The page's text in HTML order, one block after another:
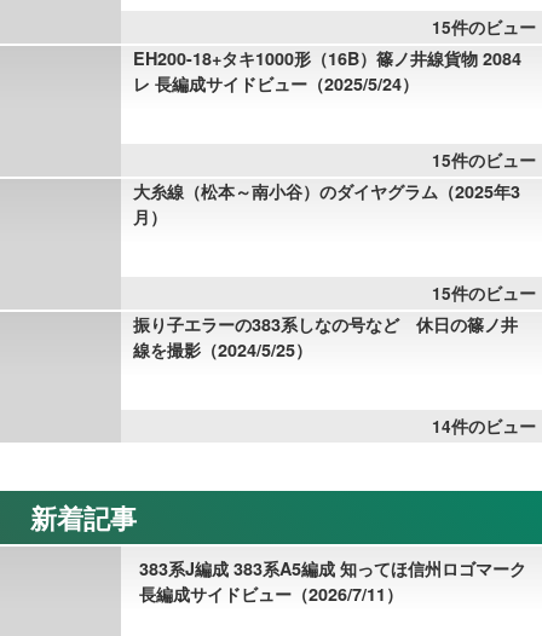
15件のビュー
EH200-18+タキ1000形（16B）篠ノ井線貨物 2084
レ 長編成サイドビュー（2025/5/24）
15件のビュー
大糸線（松本～南小谷）のダイヤグラム（2025年3
月）
15件のビュー
振り子エラーの383系しなの号など 休日の篠ノ井
線を撮影（2024/5/25）
14件のビュー
新着記事
383系J編成 383系A5編成 知ってほ信州ロゴマーク
長編成サイドビュー（2026/7/11）